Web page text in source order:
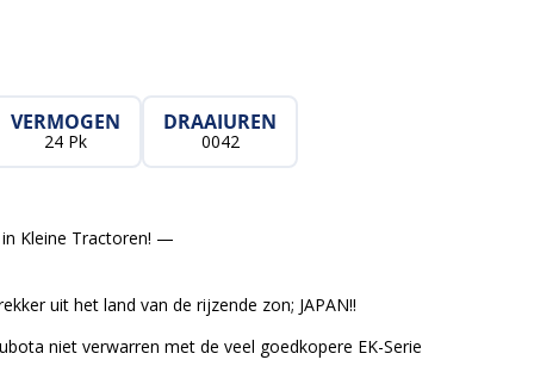
VERMOGEN
24 Pk
DRAAIUREN
0042
Kleine Tractoren! —
uit het land van de rijzende zon; JAPAN!!
niet verwarren met de veel goedkopere EK-Serie